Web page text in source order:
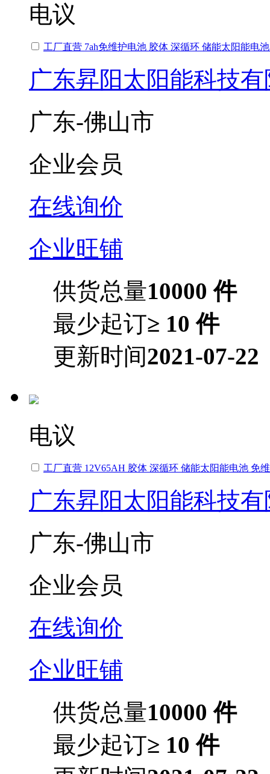
电议
工厂直营 7ah免维护电池 胶体 深循环 储能太阳能电
广东昇阳太阳能科技
广东-佛山市
企业会员
在线询价
企业旺铺
供货总量10000 件
最少起订≥ 10 件
更新时间2021-07-22
电议
工厂直营 12V65AH 胶体 深循环 储能太阳能电池 免
广东昇阳太阳能科技
广东-佛山市
企业会员
在线询价
企业旺铺
供货总量10000 件
最少起订≥ 10 件